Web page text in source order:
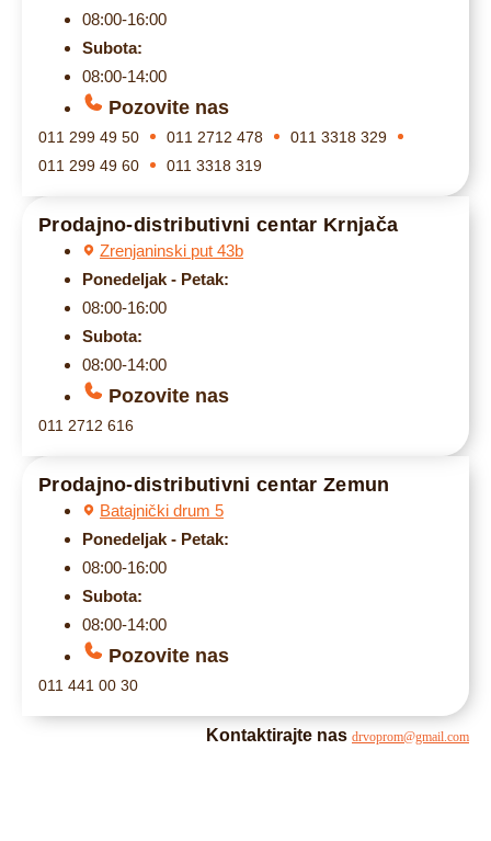
08:00-16:00
Subota:
08:00-14:00
Pozovite nas
011 299 49 50 011 2712 478
011 3318 329
011 299 49 60
011 3318 319
Prodajno-distributivni centar Krnjača
Zrenjaninski put 43b
Ponedeljak - Petak:
08:00-16:00
Subota:
08:00-14:00
Pozovite nas
011 2712 616
Prodajno-distributivni centar Zemun
Batajnički drum 5
Ponedeljak - Petak:
08:00-16:00
Subota:
08:00-14:00
Pozovite nas
011 441 00 30
Kontaktirajte nas drvoprom@gmail.com